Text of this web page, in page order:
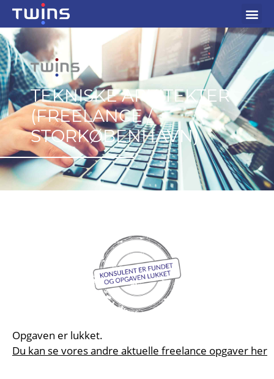
TEKNISKE ARKITEKTER
(FREELANCE /
STORKØBENHAVN)
Opgaven er lukket.
Du kan se vores andre aktuelle freelance opgaver her